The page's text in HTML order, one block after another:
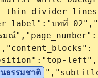
thin divider
บทที่
รมณ์
ธรรมชาติ